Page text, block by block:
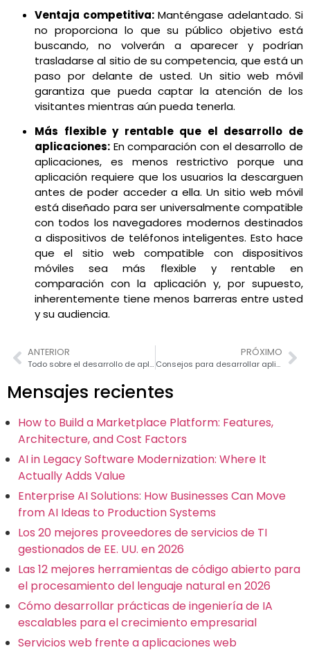
Ventaja competitiva:Manténgase adelantado. Si
no proporciona lo que su público objetivo está
buscando, no volverán a aparecer y podrían
trasladarse al sitio de su competencia, que está un
paso por delante de usted. Un sitio web móvil
garantiza que pueda captar la atención de los
visitantes mientras aún pueda tenerla.
Más flexible y rentable que el desarrollo de
aplicaciones: En comparación con el desarrollo de
aplicaciones, es menos restrictivo porque una
aplicación requiere que los usuarios la descarguen
antes de poder acceder a ella. Un sitio web móvil
está diseñado para ser universalmente compatible
con todos los navegadores modernos destinados
a dispositivos de teléfonos inteligentes. Esto hace
que el sitio web compatible con dispositivos
móviles sea más flexible y rentable en
comparación con la aplicación y, por supuesto,
inherentemente tiene menos barreras entre usted
y su audiencia.
ANTERIOR
Todo sobre el desarrollo de aplicaciones de escritorio multiplataforma con PHP
PRÓXIMO
Consejos para desarrollar aplicaciones seguras en PHP
Mensajes recientes
How to Build a Marketplace Platform: Features,
Architecture, and Cost Factors
AI in Legacy Software Modernization: Where It
Actually Adds Value
Enterprise AI Solutions: How Businesses Can Move
from AI Ideas to Production Systems
Los 20 mejores proveedores de servicios de TI
gestionados de EE. UU. en 2026
Las 12 mejores herramientas de código abierto para
el procesamiento del lenguaje natural en 2026
Cómo desarrollar prácticas de ingeniería de IA
escalables para el crecimiento empresarial
Servicios web frente a aplicaciones web